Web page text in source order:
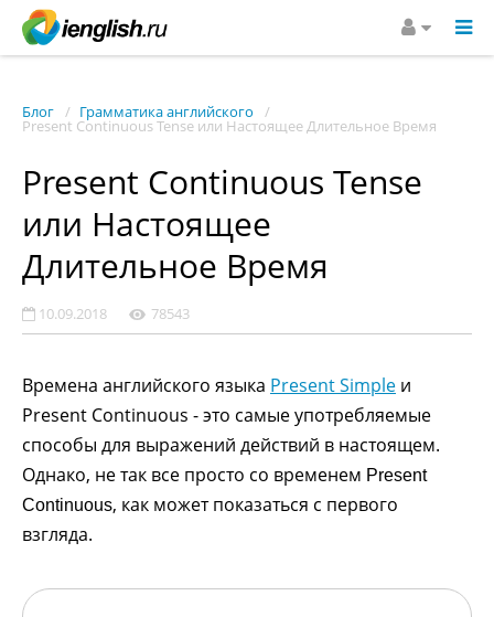
Блог Грамматика английского
Present Continuous Tense или Настоящее Длительное Время
Present Continuous Tense
или Настоящее
Длительное Время
10.09.2018 78543
Времена английского языка Present Simple и
Present Continuous - это самые употребляемые
способы для выражений действий в настоящем.
Однако, не так все просто со временем Present
Continuous, как может показаться с первого
взгляда.